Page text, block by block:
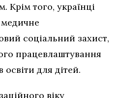
Крім того, українці
соціальний захист,
працевлаштування
освіти для дітей.
віку